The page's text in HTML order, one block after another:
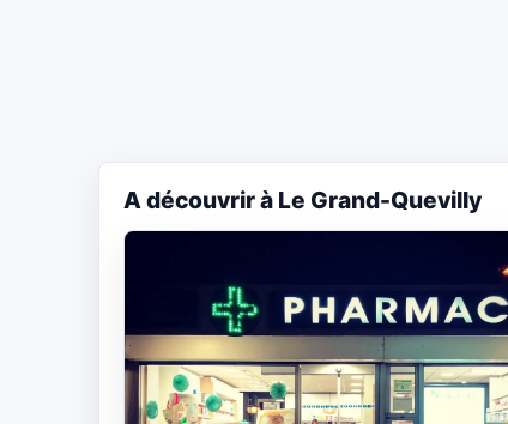
A découvrir à Le Grand-Quevilly